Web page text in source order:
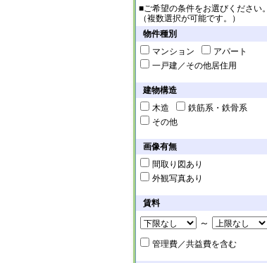
■ご希望の条件をお選びください。
（複数選択が可能です。）
物件種別
マンション
アパート
一戸建／その他居住用
建物構造
木造
鉄筋系・鉄骨系
その他
画像有無
間取り図あり
外観写真あり
賃料
～
管理費／共益費を含む